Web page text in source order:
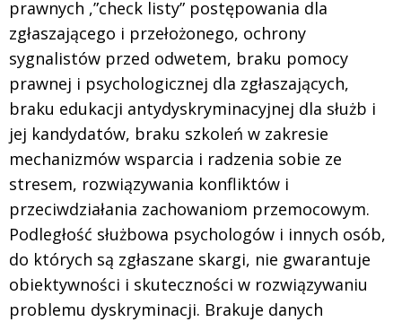
prawnych ,”check listy” postępowania dla
zgłaszającego i przełożonego, ochrony
sygnalistów przed odwetem, braku pomocy
prawnej i psychologicznej dla zgłaszających,
braku edukacji antydyskryminacyjnej dla służb i
jej kandydatów, braku szkoleń w zakresie
mechanizmów wsparcia i radzenia sobie ze
stresem, rozwiązywania konfliktów i
przeciwdziałania zachowaniom przemocowym.
Podległość służbowa psychologów i innych osób,
do których są zgłaszane skargi, nie gwarantuje
obiektywności i skuteczności w rozwiązywaniu
problemu dyskryminacji. Brakuje danych